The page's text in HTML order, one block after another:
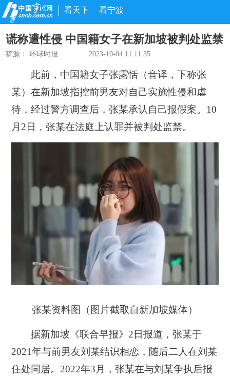
看天下 看宁波
谎称遭性侵 中国籍女子在新加坡被判处监禁
稿源：环球时报 2023-10-04 11:11:35
此前，中国籍女子张露恬（音译，下称张
某）在新加坡指控前男友对自己实施性侵和虐
待，经过警方调查后，张某承认自己报假案。10
月2日，张某在法庭上认罪并被判处监禁。
张某资料图（图片截取自新加坡媒体）
据新加坡《联合早报》2日报道，张某于
2021年与前男友刘某结识相恋，随后二人在刘某
住处同居。2022年3月，张某在与刘某争执后报